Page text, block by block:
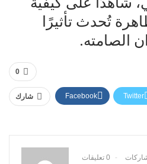
تُحدث تأثيرًا
الصامته.
0
شارك Facebook Twitter
0 تعليقات